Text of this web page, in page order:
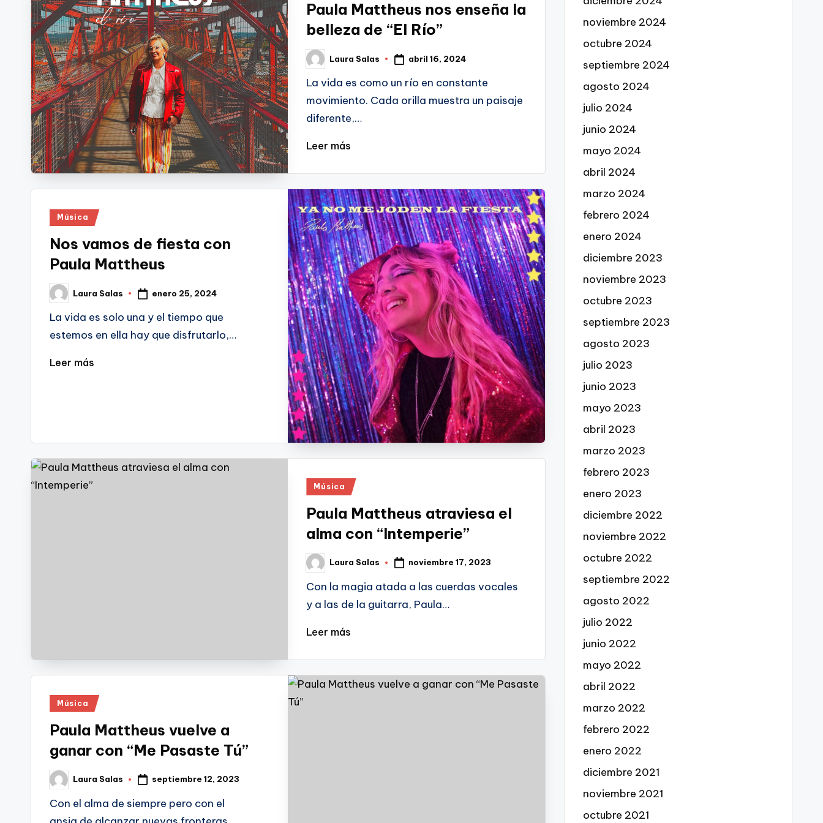
Paula Mattheus nos enseña la
belleza de “El Río”
Publicado
por
Laura Salas abril 16, 2024
La vida es como un río en constante
movimiento. Cada orilla muestra un paisaje
diferente,…
Leer más
Publicado
Música
Nos vamos de fiesta con
Paula Mattheus
Publicado
por
Laura Salas enero 25, 2024
La vida es solo una y el tiempo que
estemos en ella hay que disfrutarlo,…
Leer más
Publicado
Música
Paula Mattheus atraviesa el
alma con “Intemperie”
Publicado
por
Laura Salas noviembre 17, 2023
Con la magia atada a las cuerdas vocales
y a las de la guitarra, Paula…
Leer más
Publicado
Música
Paula Mattheus vuelve a
ganar con “Me Pasaste Tú”
Publicado
por
Laura Salas septiembre 12, 2023
Con el alma de siempre pero con el
noviembre 2024
octubre 2024
septiembre 2024
agosto 2024
julio 2024
junio 2024
mayo 2024
abril 2024
marzo 2024
febrero 2024
enero 2024
diciembre 2023
noviembre 2023
octubre 2023
septiembre 2023
agosto 2023
julio 2023
junio 2023
mayo 2023
abril 2023
marzo 2023
febrero 2023
enero 2023
diciembre 2022
noviembre 2022
octubre 2022
septiembre 2022
agosto 2022
julio 2022
junio 2022
mayo 2022
abril 2022
marzo 2022
febrero 2022
enero 2022
diciembre 2021
noviembre 2021
octubre 2021